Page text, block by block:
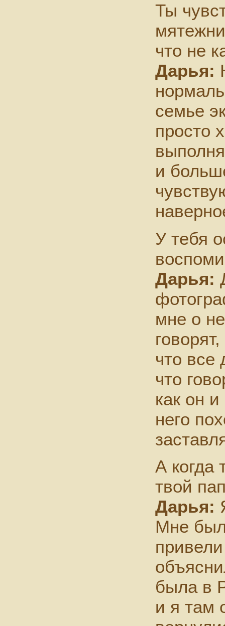
Ты
что не
Дарья:
семье
просто
и
У тебя
Дарья:
мне о
что все
что
как он
него
А когда
твой
Дарья:
Мне
была в
и я там